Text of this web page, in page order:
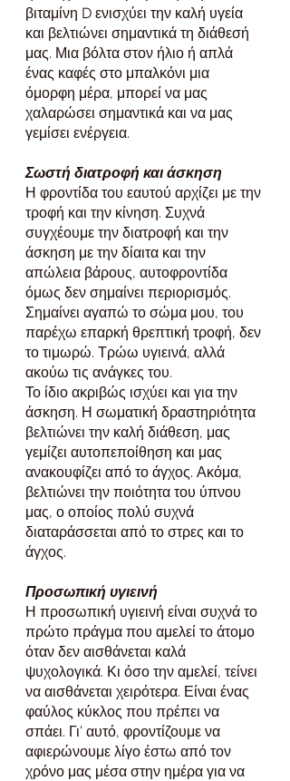
βιταμίνη D ενισχύει την καλή υγεία
και βελτιώνει σημαντικά τη διάθεσή
μας. Μια βόλτα στον ήλιο ή απλά
ένας καφές στο μπαλκόνι μια
όμορφη μέρα, μπορεί να μας
χαλαρώσει σημαντικά και να μας
γεμίσει ενέργεια.
Σωστή διατροφή και άσκηση
Η φροντίδα του εαυτού αρχίζει με την
τροφή και την κίνηση. Συχνά
συγχέουμε την διατροφή και την
άσκηση με την δίαιτα και την
απώλεια βάρους, αυτοφροντίδα
όμως δεν σημαίνει περιορισμός.
Σημαίνει αγαπώ το σώμα μου, του
παρέχω επαρκή θρεπτική τροφή, δεν
το τιμωρώ. Τρώω υγιεινά, αλλά
ακούω τις ανάγκες του.
Το ίδιο ακριβώς ισχύει και για την
άσκηση. Η σωματική δραστηριότητα
βελτιώνει την καλή διάθεση, μας
γεμίζει αυτοπεποίθηση και μας
ανακουφίζει από το άγχος. Ακόμα,
βελτιώνει την ποιότητα του ύπνου
μας, ο οποίος πολύ συχνά
διαταράσσεται από το στρες και το
άγχος.
Προσωπική υγιεινή
Η προσωπική υγιεινή είναι συχνά το
πρώτο πράγμα που αμελεί το άτομο
όταν δεν αισθάνεται καλά
ψυχολογικά. Κι όσο την αμελεί, τείνει
να αισθάνεται χειρότερα. Είναι ένας
φαύλος κύκλος που πρέπει να
σπάει. Γι’ αυτό, φροντίζουμε να
αφιερώνουμε λίγο έστω από τον
χρόνο μας μέσα στην ημέρα για να